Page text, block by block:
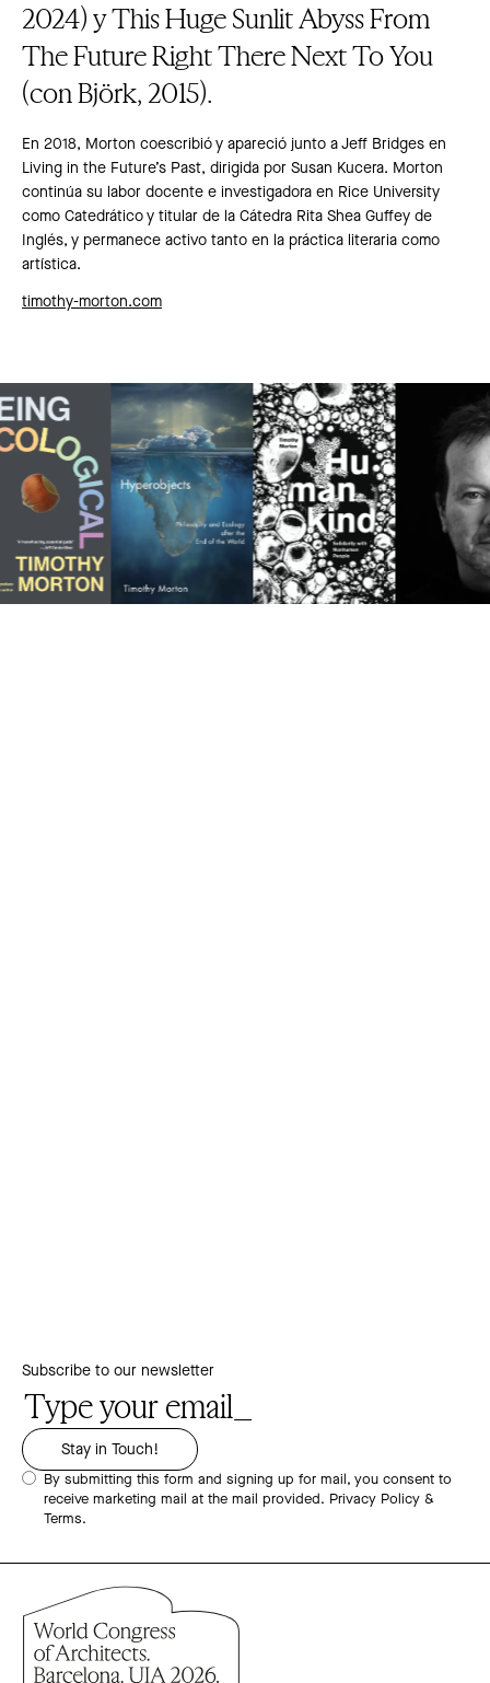
2024) y This Huge Sunlit Abyss From
The Future Right There Next To You
(con Björk, 2015).
En 2018, Morton coescribió y apareció junto a Jeff Bridges en
Living in the Future’s Past, dirigida por Susan Kucera. Morton
continúa su labor docente e investigadora en Rice University
como Catedrático y titular de la Cátedra Rita Shea Guffey de
Inglés, y permanece activo tanto en la práctica literaria como
artística.
timothy-morton.com
Subscribe to our newsletter
By submitting this form and signing up for mail, you consent to
receive marketing mail at the mail provided. Privacy Policy &
Terms.